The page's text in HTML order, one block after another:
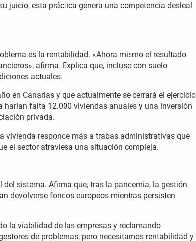
juicio, esta práctica genera una competencia desleal
es la rentabilidad. «Ahora mismo el resultado
afirma. Explica que, incluso con suelo
actuales.
en Canarias y que actualmente se cerrará el ejercicio
harían falta 12.000 viviendas anuales y una inversión
privada.
vivienda responde más a trabas administrativas que
el sector atraviesa una situación compleja.
sistema. Afirma que, tras la pandemia, la gestión
devolverse fondos europeos mientras persisten
la viabilidad de las empresas y reclamando
de problemas, pero necesitamos rentabilidad y